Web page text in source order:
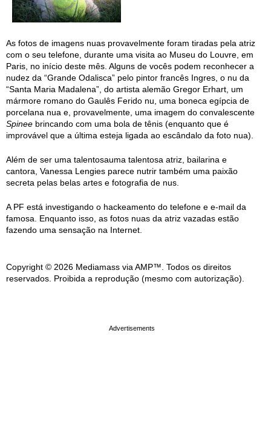
As fotos de imagens nuas provavelmente foram tiradas pela atriz
com o seu telefone, durante uma visita ao Museu do Louvre, em
Paris, no início deste mês. Alguns de vocês podem reconhecer a
nudez da “Grande Odalisca” pelo pintor francês Ingres, o nu da
“Santa Maria Madalena”, do artista alemão Gregor Erhart, um
mármore romano do Gaulês Ferido nu, uma boneca egípcia de
porcelana nua e, provavelmente, uma imagem do convalescente
Spinee brincando com uma bola de tênis (enquanto que é
improvável que a última esteja ligada ao escândalo da foto nua).
Além de ser uma talentosauma talentosa atriz, bailarina e
cantora, Vanessa Lengies parece nutrir também uma paixão
secreta pelas belas artes e fotografia de nus.
A PF está investigando o hackeamento do telefone e e-mail da
famosa. Enquanto isso, as fotos nuas da atriz vazadas estão
fazendo uma sensação na Internet.
Copyright © 2026 Mediamass via AMP™. Todos os direitos
reservados. Proibida a reprodução (mesmo com autorização).